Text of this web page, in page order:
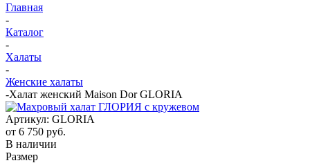
Главная
-
Каталог
-
Халаты
-
Женские халаты
-Халат женский Maison Dor GLORIA
Артикул: GLORIA
от 6 750 руб.
В наличии
Размер